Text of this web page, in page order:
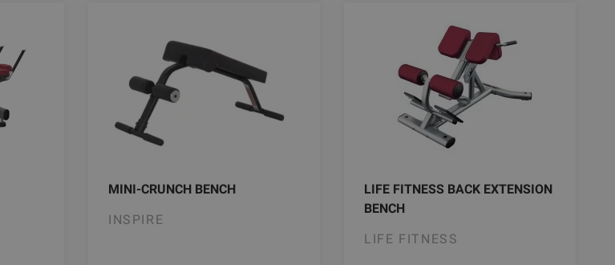
MINI-CRUNCH BENCH
INSPIRE
LIFE FITNESS BACK EXTENSION
BENCH
LIFE FITNESS